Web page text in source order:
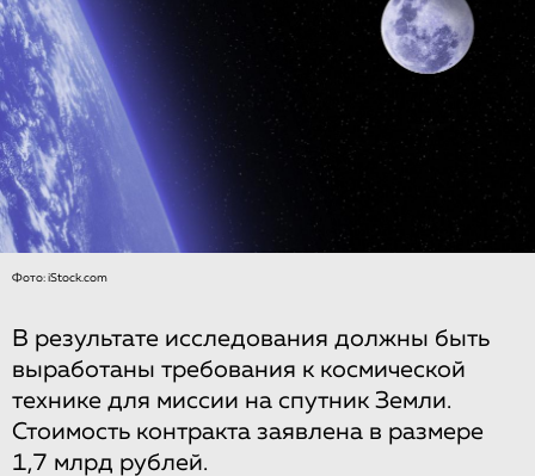
Фото: iStock.com
В результате исследования должны быть
выработаны требования к космической
технике для миссии на спутник Земли.
Стоимость контракта заявлена в размере
1,7 млрд рублей.